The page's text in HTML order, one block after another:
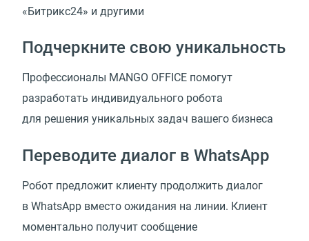
«Битрикс24» и другими
Подчеркните свою уникальность
Профессионалы MANGO OFFICE помогут
разработать индивидуального робота
для решения уникальных задач вашего бизнеса
Переводите диалог в WhatsApp
Робот предложит клиенту продолжить диалог
в WhatsApp вместо ожидания на линии. Клиент
моментально получит сообщение